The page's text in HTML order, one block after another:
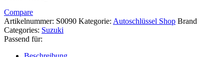
Compare
Artikelnummer: S0090 Kategorie: Autoschlüssel Shop Brand
Categories: Suzuki
Passend für: